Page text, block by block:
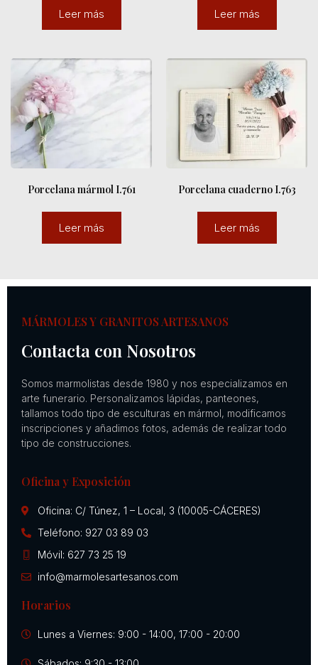
Leer más Leer más
Porcelana mármol I.761
Leer más
Porcelana cuaderno I.763
Leer más
MÁRMOLES Y GRANITOS ARTESANOS
Contacta con Nosotros
Somos marmolistas desde 1980 y nos especializamos en
arte funerario. Personalizamos lápidas, panteones,
tallamos todo tipo de esculturas en mármol, modificamos
inscripciones y añadimos fotos, además de realizar todo
tipo de construcciones.
Oficina y Exposición
Oficina: C/ Túnez, 1 – Local, 3 (10005-CÁCERES)
Teléfono: 927 03 89 03
Móvil: 627 73 25 19
info@marmolesartesanos.com
Horarios
Lunes a Viernes: 9:00 - 14:00, 17:00 - 20:00